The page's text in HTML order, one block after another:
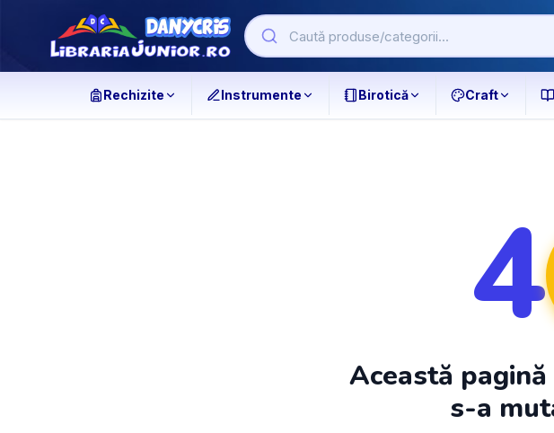
Rechizite Instrumente Birotică Craft
4
Această
s-a